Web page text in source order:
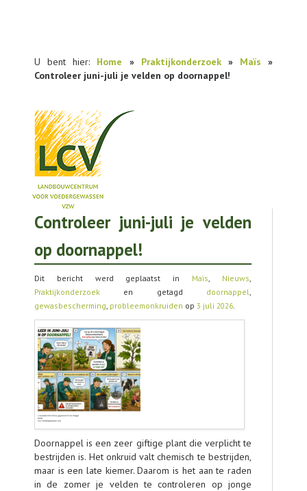
U bent hier: Home » Praktijkonderzoek» Maïs »
Controleer juni-juli je velden op doornappel!
NIEUWS
PRAKTIJKONDERZOEK
PUBLICATIES
TOOLS
AGENDA
OVER LCV
CONTACT
Controleer juni-juli je velden
op doornappel!
Dit bericht werd geplaatst in Maïs, Nieuws,
Praktijkonderzoek en getagd doornappel,
gewasbescherming, probleemonkruiden op 3 juli 2026.
Doornappel is een zeer giftige plant die verplicht te
bestrijden is. Het onkruid valt chemisch te bestrijden,
maar is een late kiemer. Daarom is het aan te raden
in de zomer je velden te controleren op jonge